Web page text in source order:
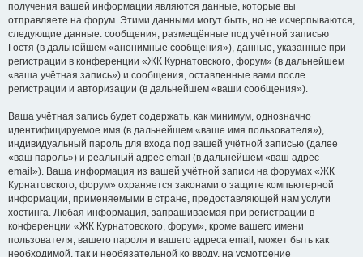
получения вашей информации являются данные, которые вы
отправляете на форум. Этими данными могут быть, но не исчерпываются,
следующие данные: сообщения, размещённые под учётной записью
Гостя (в дальнейшем «анонимные сообщения»), данные, указанные при
регистрации в конференции «ЖК Курнатовского, форум» (в дальнейшем
«ваша учётная запись») и сообщения, оставленные вами после
регистрации и авторизации (в дальнейшем «ваши сообщения»).
Ваша учётная запись будет содержать, как минимум, однозначно
идентифицируемое имя (в дальнейшем «ваше имя пользователя»),
индивидуальный пароль для входа под вашей учётной записью (далее
«ваш пароль») и реальный адрес email (в дальнейшем «ваш адрес
email»). Ваша информация из вашей учётной записи на форумах «ЖК
Курнатовского, форум» охраняется законами о защите компьютерной
информации, применяемыми в стране, предоставляющей нам услуги
хостинга. Любая информация, запрашиваемая при регистрации в
конференции «ЖК Курнатовского, форум», кроме вашего имени
пользователя, вашего пароля и вашего адреса email, может быть как
необходимой, так и необязательной ко вводу, на усмотрение